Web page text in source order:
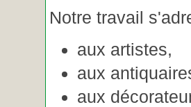
Notre travail
aux artistes,
aux
aux